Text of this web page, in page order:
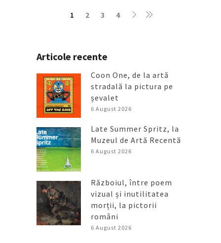
1 2 3 4
Articole recente
Coon One, de la artă
stradală la pictura pe
șevalet
6 August 2026
Late Summer Spritz, la
Muzeul de Artă Recentă
6 August 2026
Războiul, între poem
vizual și inutilitatea
morții, la pictorii
români
6 August 2026